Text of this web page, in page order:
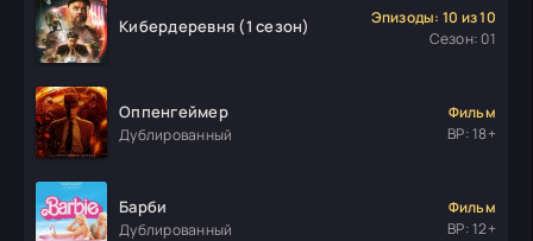
Кибердеревня (1 сезон)
Эпизоды: 10 из 10
Сезон: 01
Оппенгеймер
Дублированный
Фильм
ВР: 18+
Барби
Дублированный
Фильм
ВР: 12+